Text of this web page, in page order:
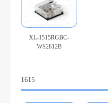
XL-1515RGBC-
WS2812B
1615